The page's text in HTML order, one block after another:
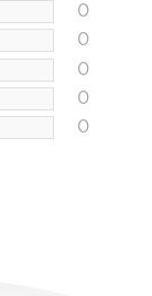
0
0
0
0
0